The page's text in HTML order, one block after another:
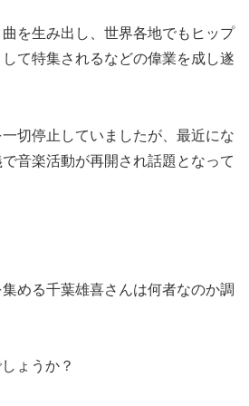
を生み出し、世界各地でもヒップ
て特集されるなどの偉業を成し遂
切停止していましたが、最近にな
音楽活動が再開され話題となって
める千葉雄喜さんは何者なのか調
ょうか？